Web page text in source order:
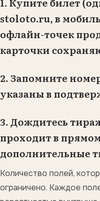
stoloto.ru, в
офлайн-точек
карточки
2. Запомните
указаны в
3. Дождитесь
проходит в
дополнительные
Количество полей,
ограничено. Каждое